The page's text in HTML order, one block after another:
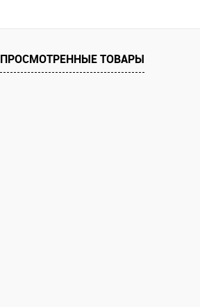
ПРОСМОТРЕННЫЕ ТОВАРЫ